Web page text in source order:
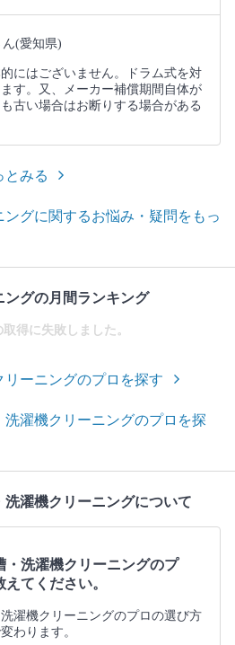
ん(愛知県)
にはございません。ドラム式を対
す。又、メーカー補償期間自体が
古い場合はお断りする場合がある
とみる
グに関するお悩み・疑問をもっ
グの月間ランキング
得に失敗しました。
ーニングのプロを探す
濯機クリーニングのプロを探
濯機クリーニングについて
・洗濯機クリーニングのプ
てください。
濯機クリーニングのプロの選び方
わります。